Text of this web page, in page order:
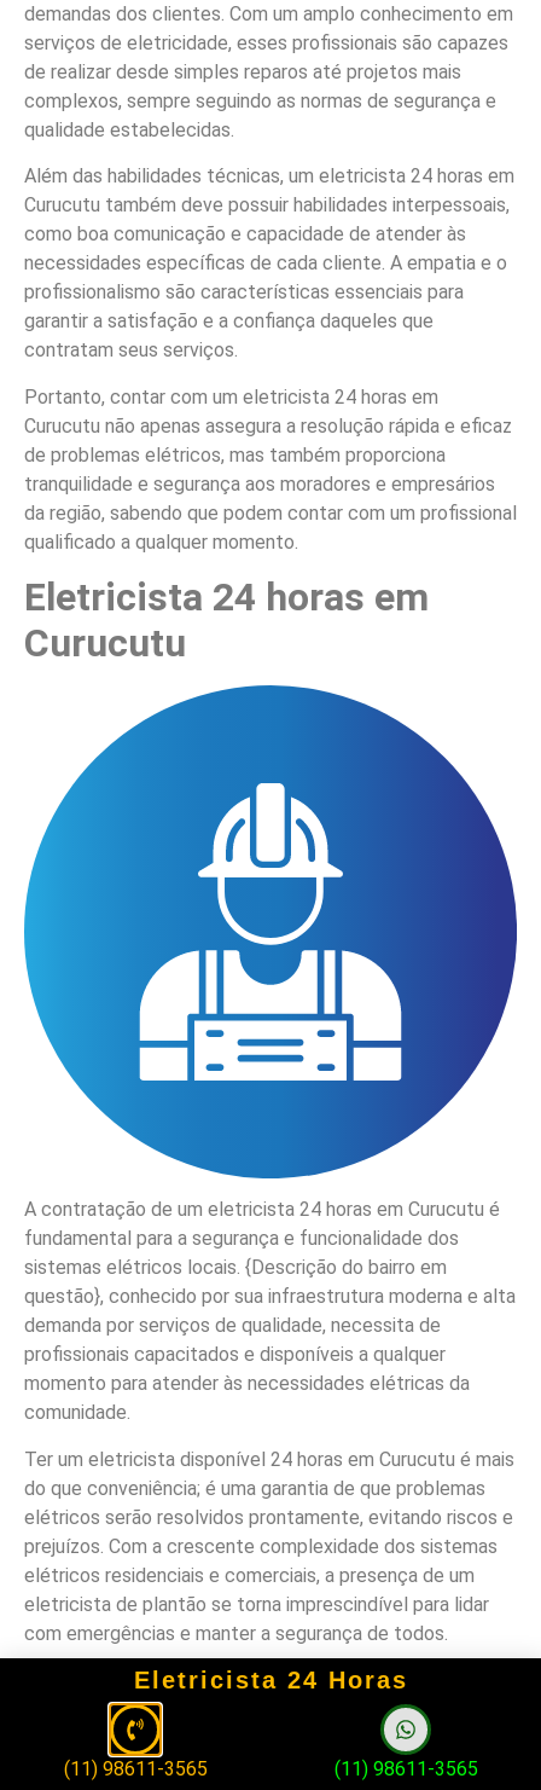
demandas dos clientes. Com um amplo conhecimento em
serviços de eletricidade, esses profissionais são capazes
de realizar desde simples reparos até projetos mais
complexos, sempre seguindo as normas de segurança e
qualidade estabelecidas.
Além das habilidades técnicas, um eletricista 24 horas em
Curucutu também deve possuir habilidades interpessoais,
como boa comunicação e capacidade de atender às
necessidades específicas de cada cliente. A empatia e o
profissionalismo são características essenciais para
garantir a satisfação e a confiança daqueles que
contratam seus serviços.
Portanto, contar com um eletricista 24 horas em
Curucutu não apenas assegura a resolução rápida e eficaz
de problemas elétricos, mas também proporciona
tranquilidade e segurança aos moradores e empresários
da região, sabendo que podem contar com um profissional
qualificado a qualquer momento.
Eletricista 24 horas em
Curucutu
A contratação de um eletricista 24 horas em Curucutu é
fundamental para a segurança e funcionalidade dos
sistemas elétricos locais. {Descrição do bairro em
questão}, conhecido por sua infraestrutura moderna e alta
demanda por serviços de qualidade, necessita de
profissionais capacitados e disponíveis a qualquer
momento para atender às necessidades elétricas da
comunidade.
Ter um eletricista disponível 24 horas em Curucutu é mais
do que conveniência; é uma garantia de que problemas
elétricos serão resolvidos prontamente, evitando riscos e
prejuízos. Com a crescente complexidade dos sistemas
elétricos residenciais e comerciais, a presença de um
eletricista de plantão se torna imprescindível para lidar
com emergências e manter a segurança de todos.
O objetivo deste artigo é destacar a importância de ter
um eletricista 24 horas em Curucutu e informar sobre os
serviços oferecidos por esses profissionais. Ao
compreender a relevância de contar com um eletricista
Eletricista 24 Horas
(11) 98611-3565 (11) 98611-3565